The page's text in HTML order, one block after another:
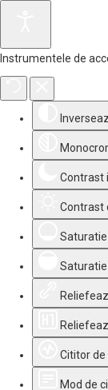
Instrumentele de
Contrast
Contrast
Cititor de
Mod de